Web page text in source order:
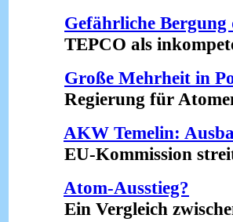
Gefährliche Bergung
TEPCO als
Große Mehrheit in
Regierung für
AKW Temelin:
EU-Kommission
Atom-Ausstieg?
Ein Vergleich